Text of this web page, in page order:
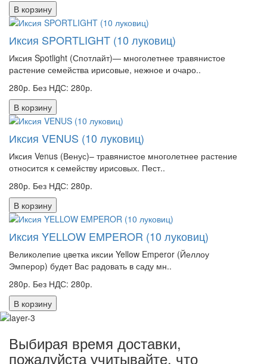
В корзину
Иксия SPORTLIGHT (10 луковиц)
Иксия Spotlight (Спотлайт)— многолетнее травянистое
растение семейства ирисовые, нежное и очаро..
280р. Без НДС: 280р.
В корзину
Иксия VENUS (10 луковиц)
Иксия Venus (Венус)– травянистое многолетнее растение
относится к семейству ирисовых. Пест..
280р. Без НДС: 280р.
В корзину
Иксия YELLOW EMPEROR (10 луковиц)
Великолепие цветка иксии Yellow Emperor (Йеллоу
Эмперор) будет Вас радовать в саду мн..
280р. Без НДС: 280р.
В корзину
Выбирая время доставки,
пожалуйста учитывайте, что